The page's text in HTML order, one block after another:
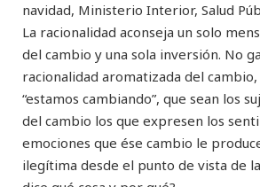
navidad, Ministerio Interior, Salud
La racionalidad aconseja un solo
del cambio y una sola inversión. No
racionalidad aromatizada del
“estamos cambiando”, que sean los
del cambio los que expresen los
emociones que ése cambio le
ilegítima desde el punto de vista de